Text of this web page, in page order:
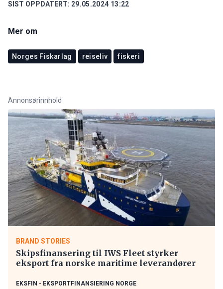
SIST OPPDATERT: 29.05.2024 13:22
Mer om
Norges Fiskarlag reiseliv fiskeri
Annonsørinnhold
BRAND STORIES
Skipsfinansering til IWS Fleet styrker
eksport fra norske maritime leverandører
EKSFIN - EKSPORTFINANSIERING NORGE